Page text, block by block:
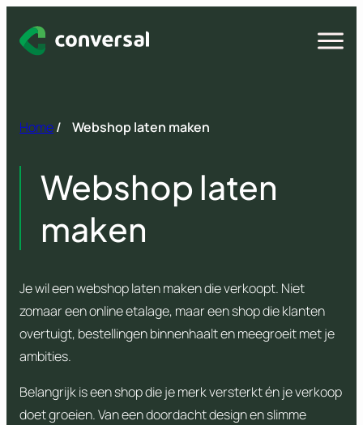
naar
Open
Home/ Webshop laten maken
Webshop laten
maken
Je wil een webshop laten maken die verkoopt. Niet
zomaar een online etalage, maar een shop die klanten
overtuigt, bestellingen binnenhaalt en meegroeit met je
ambities.
Belangrijk is een shop die je merk versterkt én je verkoop
doet groeien. Van een doordacht design en slimme